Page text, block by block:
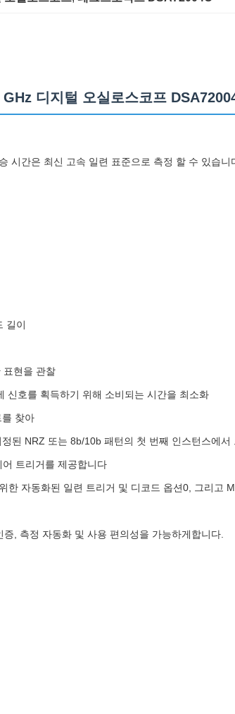
디지털 오실로스코프
시간은 최신 고속 일련 표준으로 측정 할 수 있습니
길이
표현을 관찰
신호를 획득하기 위해 소비되는 시간을 최소화
찾아
된 NRZ 또는 8b/10b 패턴의 첫 번째 인스턴스에서
트리거를 제공합니다
한 자동화된 일련 트리거 및 디코드 옵션0, 그리고
, 측정 자동화 및 사용 편의성을 가능하게합니다.